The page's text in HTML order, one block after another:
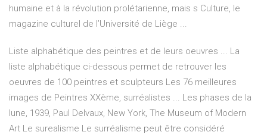
humaine et à la révolution prolétarienne, mais s Culture, le
magazine culturel de l’Université de Liège ...
Liste alphabétique des peintres et de leurs oeuvres ... La
liste alphabétique ci-dessous permet de retrouver les
oeuvres de 100 peintres et sculpteurs Les 76 meilleures
images de Peintres XXème, surréalistes ... Les phases de la
lune, 1939, Paul Delvaux, New York, The Museum of Modern
Art Le surealisme Le surréalisme peut être considéré